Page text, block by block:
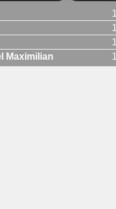
Maximilian